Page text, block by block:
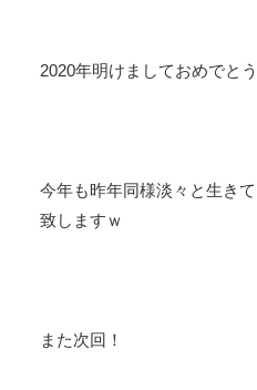
2020年明けましておめでと
今年も昨年同様淡々と生き
致しますｗ
また次回！